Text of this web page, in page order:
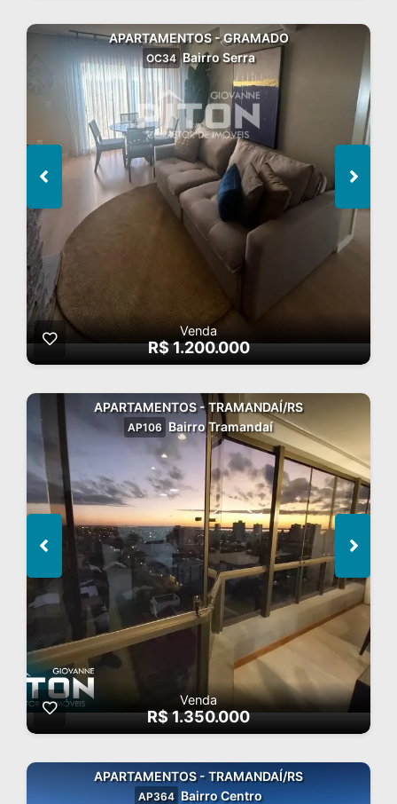
APARTAMENTOS - GRAMADO
OC34 Bairro Serra
Venda
R$ 1.200.000
APARTAMENTOS - TRAMANDAÍ/RS
AP106 Bairro Tramandaí
Venda
R$ 1.350.000
APARTAMENTOS - TRAMANDAÍ/RS
AP364 Bairro Centro